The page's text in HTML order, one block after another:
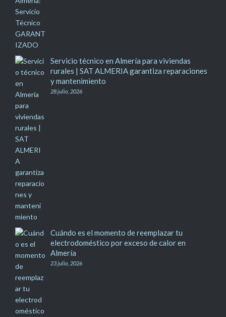
Servicio técnico en Almería para viviendas
rurales | SAT ALMERIA garantiza reparaciones
y mantenimiento
28 julio, 2026
Cuándo es el momento de reemplazar tu
electrodoméstico por exceso de calor en
Almería
23 julio, 2026